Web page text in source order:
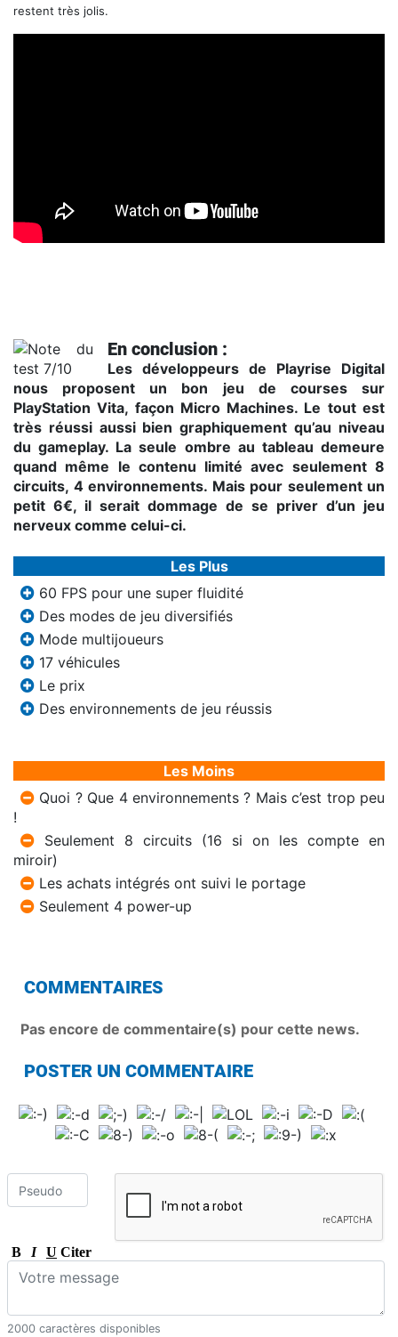
restent très jolis.
En conclusion :
Les développeurs de Playrise Digital
nous proposent un bon jeu de courses sur
PlayStation Vita, façon Micro Machines. Le tout est
très réussi aussi bien graphiquement qu’au niveau
du gameplay. La seule ombre au tableau demeure
quand même le contenu limité avec seulement 8
circuits, 4 environnements. Mais pour seulement un
petit 6€, il serait dommage de se priver d’un jeu
nerveux comme celui-ci.
Les Plus
60 FPS pour une super fluidité
Des modes de jeu diversifiés
Mode multijoueurs
17 véhicules
Le prix
Des environnements de jeu réussis
Les Moins
Quoi ? Que 4 environnements ? Mais c’est trop peu
!
Seulement 8 circuits (16 si on les compte en
miroir)
Les achats intégrés ont suivi le portage
Seulement 4 power-up
COMMENTAIRES
Pas encore de commentaire(s) pour cette news.
POSTER UN COMMENTAIRE
B I U Citer
2000 caractères disponibles